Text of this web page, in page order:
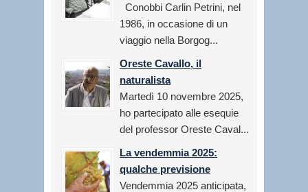
Conobbi Carlin Petrini, nel
1986, in occasione di un
viaggio nella Borgog...
Oreste Cavallo, il
naturalista
Martedì 10 novembre 2025,
ho partecipato alle esequie
del professor Oreste Caval...
La vendemmia 2025:
qualche previsione
Vendemmia 2025 anticipata,